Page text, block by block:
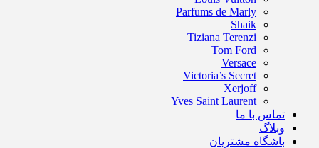
Parfums de Marly
Shaik
Tiziana Terenzi
Tom Ford
Versace
Victoria’s Secret
Xerjoff
Yves Saint Laurent
تماس با ما
وبلاگ
باشگاه مشتریان